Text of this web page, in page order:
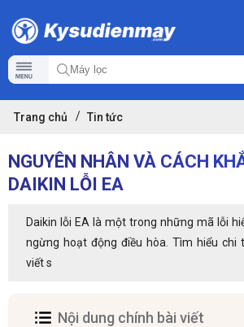
Trang chủ Tin tức
NGUYÊN NHÂN VÀ CÁCH
DAIKIN LỖI EA
Daikin lỗi EA là một trong những mã lỗi
ngừng hoạt động điều hòa. Tìm hiểu chi
viết s
Nội dung chính bài viết